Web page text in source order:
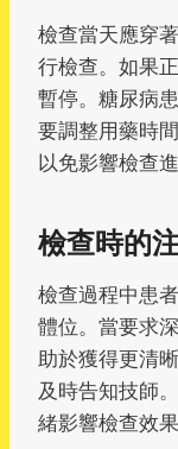
檢查當天應穿
行檢查。如果
暫停。糖尿病
要調整用藥時
以免影響檢查進
檢查時的
檢查過程中患
體位。當要求
助於獲得更清
及時告知技師
緒影響檢查效果